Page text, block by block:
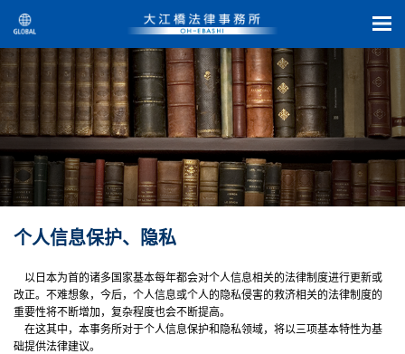
个人信息保护、隐私
以日本为首的诸多国家基本每年都会对个人信息相关的法律制度进行更新或
改正。不难想象，今后，个人信息或个人的隐私侵害的救济相关的法律制度的
重要性将不断增加，复杂程度也会不断提高。
在这其中，本事务所对于个人信息保护和隐私领域，将以三项基本特性为基
础提供法律建议。